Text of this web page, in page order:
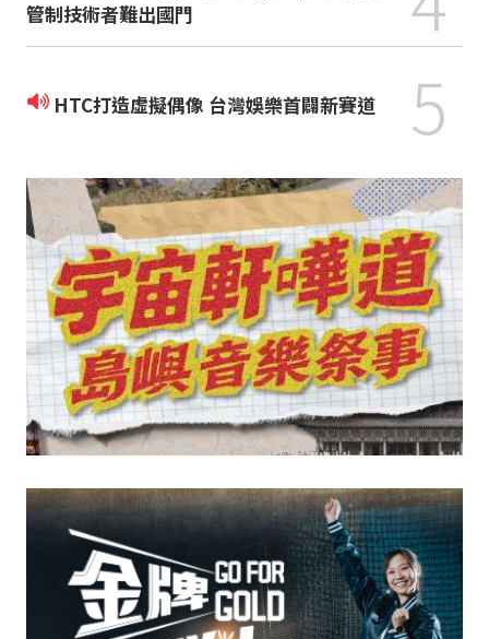
管制技術者難出國門
HTC打造虛擬偶像 台灣娛樂首闢新賽道 5